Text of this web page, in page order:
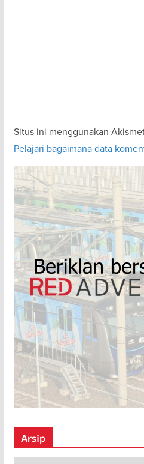
Situs ini menggunakan
Pelajari bagaimana data
Arsip